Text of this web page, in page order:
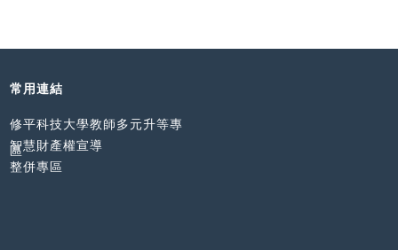
常用連結
修平科技大學教師多元升等專
區
智慧財產權宣導
整併專區